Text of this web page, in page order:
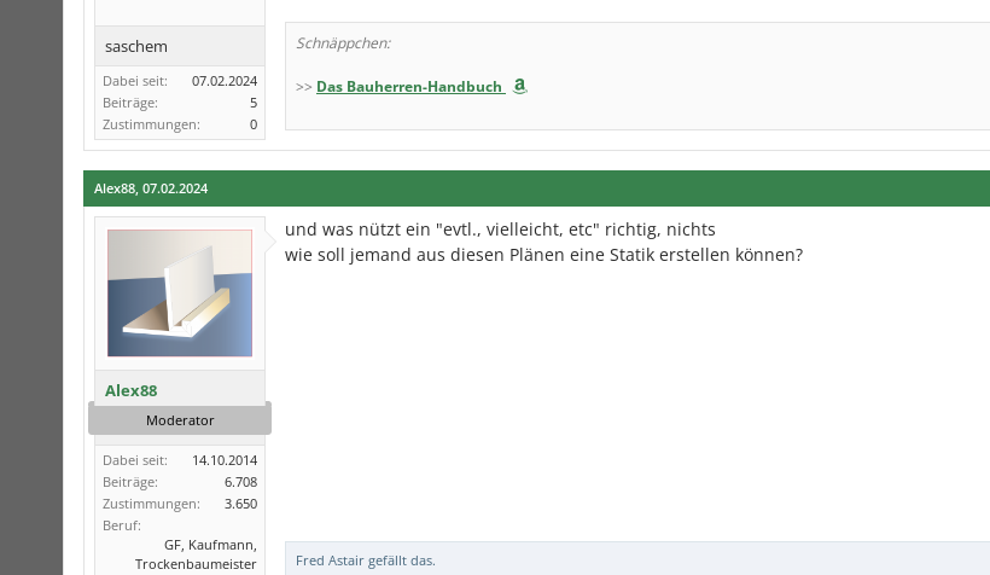
saschem
Dabei seit:
07.02.2024
Beiträge:
5
Zustimmungen:
0
Schnäppchen:
>> Das Bauherren-Handbuch
Alex88, 07.02.2024
Alex88
Moderator
Dabei seit:
14.10.2014
Beiträge:
6.708
Zustimmungen:
3.650
Beruf:
GF, Kaufmann,
Trockenbaumeister
und was nützt ein "evtl., vielleicht, etc" richtig, nichts
wie soll jemand aus diesen Plänen eine Statik erstellen können?
Fred Astair gefällt das.